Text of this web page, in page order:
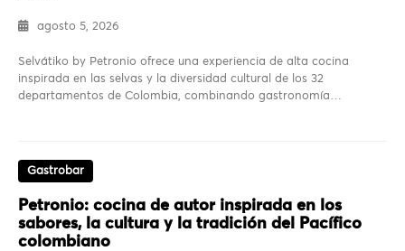
agosto 5, 2026
Selvátiko by Petronio ofrece una experiencia de alta cocina
inspirada en las selvas y la diversidad cultural de los 32
departamentos de Colombia, combinando gastronomía…
Gastrobar
Petronio: cocina de autor inspirada en los
sabores, la cultura y la tradición del Pacífico
colombiano